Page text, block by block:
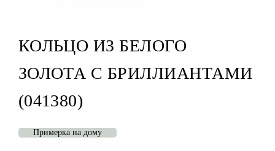
КОЛЬЦО ИЗ БЕЛОГО
ЗОЛОТА С БРИЛЛИАНТАМИ
(041380)
Примерка на дому